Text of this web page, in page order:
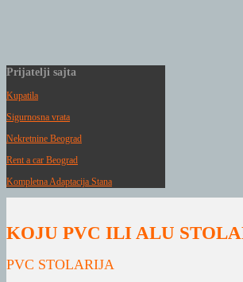
Prijatelji sajta
Kupatila
Sigurnosna vrata
Nekretnine Beograd
Rent a car Beograd
Kompletna Adaptacija Stana
KOJU PVC ILI ALU
PVC STOLARIJA